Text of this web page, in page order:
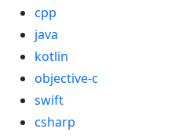
cpp
java
kotlin
objective-c
swift
csharp